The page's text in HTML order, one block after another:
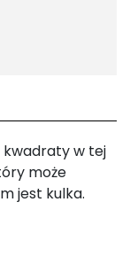
kwadraty w tej
może
jest kulka.